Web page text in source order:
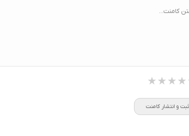
سنسور سنجش فشار خون / پایش
کامنت...
ثبت و انتشار کامنت